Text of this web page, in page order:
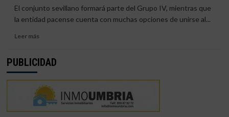
El conjunto sevillano formará parte del Grupo IV, mientras que
la entidad pacense cuenta con muchas opciones de unirse al...
Leer másLeer
Atlético
y
CD
Badajoz
reconfiguran
PUBLICIDAD